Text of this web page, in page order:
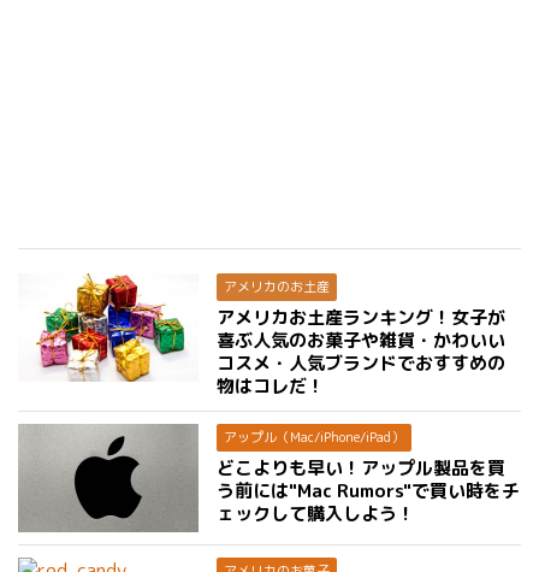
アメリカのお土産
アメリカお土産ランキング！女子が
喜ぶ人気のお菓子や雑貨・かわいい
コスメ・人気ブランドでおすすめの
物はコレだ！
アップル（Mac/iPhone/iPad）
どこよりも早い！アップル製品を買
う前には"Mac Rumors"で買い時をチ
ェックして購入しよう！